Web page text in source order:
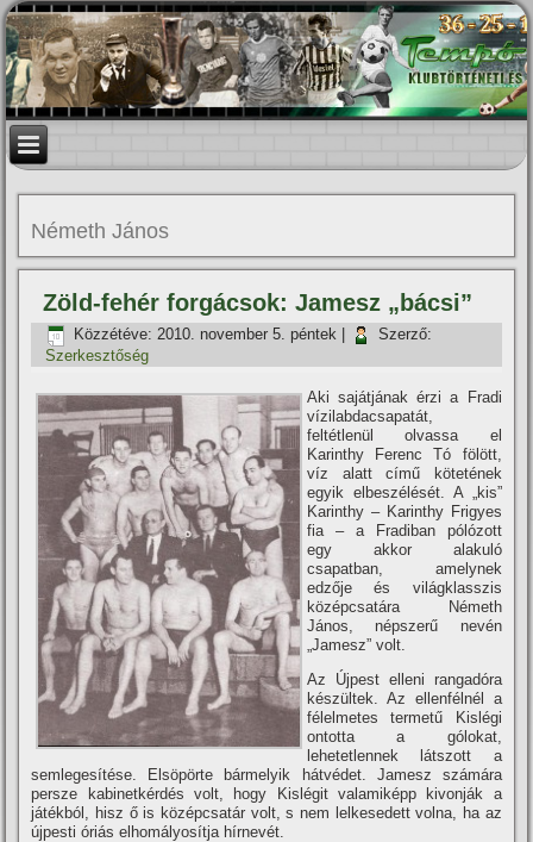
Németh János
Zöld-fehér forgácsok: Jamesz „bácsi”
Közzétéve: 2010. november 5. péntek
Szerző:
Szerkesztőség
Aki sajátjának érzi a Fradi
ví­zilabdacsapatát,
feltétlenül olvassa el
Karinthy Ferenc Tó fölött,
ví­z alatt cí­mű kötetének
egyik elbeszélését. A „kis”
Karinthy – Karinthy Frigyes
fia – a Fradiban pólózott
egy akkor alakuló
csapatban, amelynek
edzője és világklasszis
középcsatára Németh
János, népszerű nevén
„Jamesz” volt.
Az Újpest elleni rangadóra
készültek. Az ellenfélnél a
félelmetes termetű Kislégi
ontotta a gólokat,
lehetetlennek látszott a
semlegesí­tése. Elsöpörte bármelyik hátvédet. Jamesz számára
persze kabinetkérdés volt, hogy Kislégit valamiképp kivonják a
játékból, hisz ő is középcsatár volt, s nem lelkesedett volna, ha az
újpesti óriás elhomályosí­tja hí­rnevét.